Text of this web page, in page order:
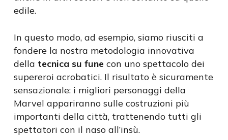
edile.
In questo modo, ad esempio, siamo riusciti a
fondere la nostra metodologia innovativa
della tecnica su fune con uno spettacolo dei
supereroi acrobatici. Il risultato è sicuramente
sensazionale: i migliori personaggi della
Marvel appariranno sulle costruzioni più
importanti della città, trattenendo tutti gli
spettatori con il naso all’insù.